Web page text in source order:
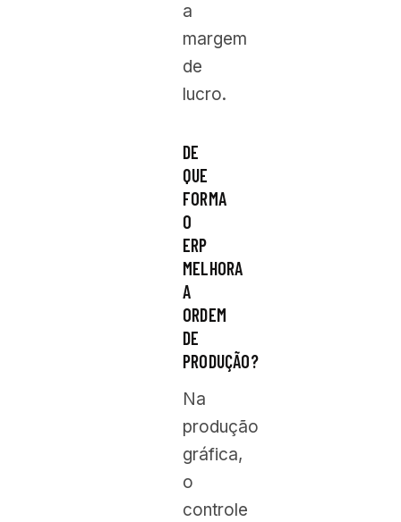
a
margem
de
lucro.
DE
QUE
FORMA
O
ERP
MELHORA
A
ORDEM
DE
PRODUÇÃO?
Na
produção
gráfica,
o
controle